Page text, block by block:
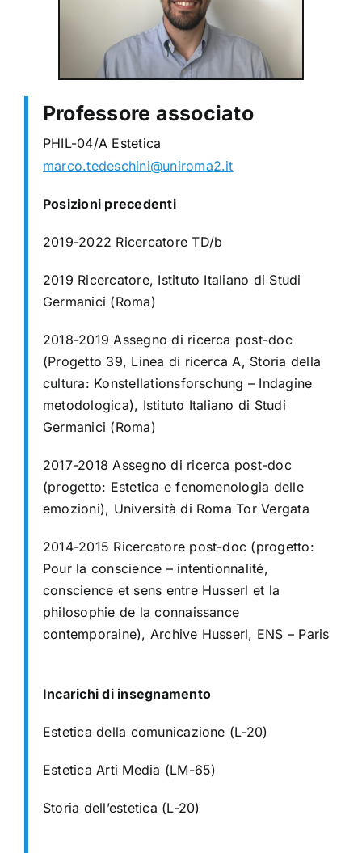
Professore associato
PHIL-04/A Estetica
marco.tedeschini@uniroma2.it
Posizioni precedenti
2019-2022 Ricercatore TD/b
2019 Ricercatore, Istituto Italiano di Studi
Germanici (Roma)
2018-2019 Assegno di ricerca post-doc
(Progetto 39, Linea di ricerca A, Storia della
cultura: Konstellationsforschung – Indagine
metodologica), Istituto Italiano di Studi
Germanici (Roma)
2017-2018 Assegno di ricerca post-doc
(progetto: Estetica e fenomenologia delle
emozioni), Università di Roma Tor Vergata
2014-2015 Ricercatore post-doc (progetto:
Pour la conscience – intentionnalité,
conscience et sens entre Husserl et la
philosophie de la connaissance
contemporaine), Archive Husserl, ENS – Paris
Incarichi di insegnamento
Estetica della comunicazione (L-20)
Estetica Arti Media (LM-65)
Storia dell’estetica (L-20)